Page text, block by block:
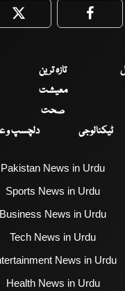
Twitter
تازہ ترین
معیشت
صحت
ٹیکنالوجی
دلچسپ و
Pakistan News in Urdu
Sports News in Urdu
Business News in Urdu
Tech News in Urdu
News in Urdu
Health News in Urdu